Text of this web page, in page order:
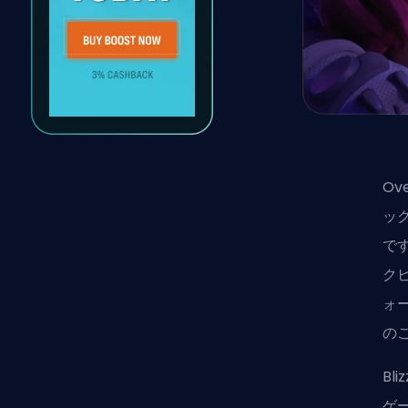
ッ
で
ク
ォ
の